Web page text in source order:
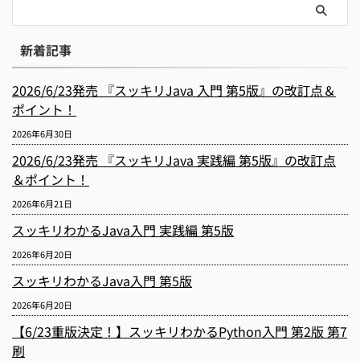
新着記事
2026/6/23発売 『スッキリJava 入門 第5版』の改訂点＆
ポイント！
2026年6月30日
2026/6/23発売 『スッキリJava 実践編 第5版』の改訂点
＆ポイント！
2026年6月21日
スッキリわかるJava入門 実践編 第5版
2026年6月20日
スッキリわかるJava入門 第5版
2026年6月20日
【6/23重版決定！】スッキリわかるPython入門 第2版 第7
刷